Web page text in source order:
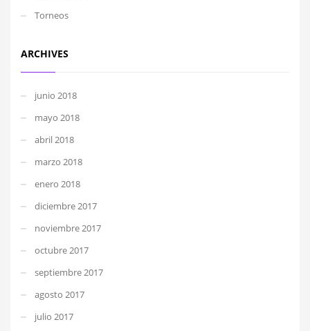
Torneos
ARCHIVES
junio 2018
mayo 2018
abril 2018
marzo 2018
enero 2018
diciembre 2017
noviembre 2017
octubre 2017
septiembre 2017
agosto 2017
julio 2017